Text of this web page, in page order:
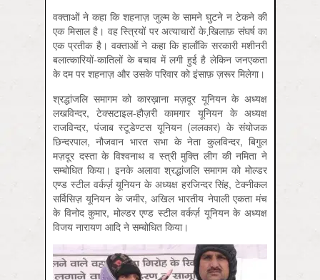
वक्ताओं ने कहा कि शहनाज़ जुल्म के सामने घुटने न टेकने की
एक मिसाल है। वह स्त्रियों पर अत्याचारों के खि़लाफ़ संघर्ष का
एक प्रतीक है। वक्ताओं ने कहा कि हालाँकि सरकारी मशीनरी
बलात्कारियों-कातिलों के बचाव में लगी हुई है लेकिन जनएकता
के दम पर शहनाज़ और उसके परिवार को इंसाफ़ ज़रूर मिलेगा।
श्रद्धांजलि समागम को कारख़ाना मज़दूर यूनियन के अध्यक्ष
लखविन्दर, टेक्सटाइल-हौज़री कामगार यूनियन के अध्यक्ष
राजविन्दर, पंजाब स्टूडेण्टस यूनियन (ललकार) के संयोजक
छिन्दरपाल, नौजवान भारत सभा के नेता कुलविन्दर, बिगुल
मज़दूर दस्ता के विश्वनाथ व स्त्री मुक्ति लीग की नमिता ने
सम्बोधित किया। इनके अलावा श्रद्धांजलि समागम को मोल्डर
एण्ड स्टील वर्कर्ज़ यूनियन के अध्यक्ष हरजिन्दर सिंह, टेक्नीकल
सर्विसिज़ यूनियन के जमीर, अखिल भारतीय नेपाली एकता मंच
के विनोद कुमार, मोल्डर एण्ड स्टील वर्कर्ज़ यूनियन के अध्यक्ष
विजय नारायण आदि ने सम्बोधित किया।